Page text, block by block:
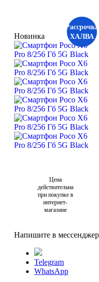
Рассрочка
ХАЛВА
Новинка
Цена
действительна
при покупке в
интернет-
магазине
Напишите в
Telegram
WhatsApp